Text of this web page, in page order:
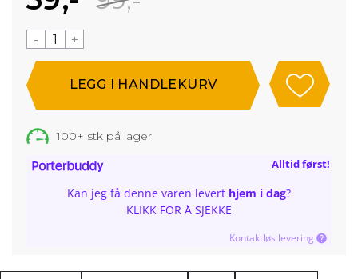
- +
100+ stk på lager
Alltid først!
Kan jeg få denne varen levert hjem i dag?
KLIKK FOR Å SJEKKE
Kontaktløs levering